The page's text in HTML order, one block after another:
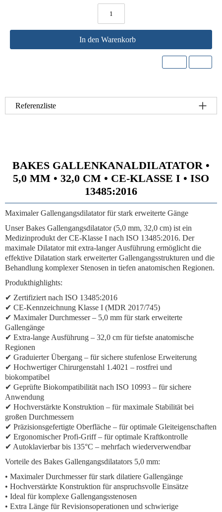
In den Warenkorb
Referenzliste
BAKES GALLENKANALDILATATOR •
5,0 MM • 32,0 CM • CE-KLASSE I • ISO
13485:2016
Maximaler Gallengangsdilatator für stark erweiterte Gänge
Unser Bakes Gallengangsdilatator (5,0 mm, 32,0 cm) ist ein
Medizinprodukt der CE-Klasse I nach ISO 13485:2016. Der
maximale Dilatator mit extra-langer Ausführung ermöglicht die
effektive Dilatation stark erweiterter Gallengangsstrukturen und die
Behandlung komplexer Stenosen in tiefen anatomischen Regionen.
Produkthighlights:
✔ Zertifiziert nach ISO 13485:2016
✔ CE-Kennzeichnung Klasse I (MDR 2017/745)
✔ Maximaler Durchmesser – 5,0 mm für stark erweiterte
Gallengänge
✔ Extra-lange Ausführung – 32,0 cm für tiefste anatomische
Regionen
✔ Graduierter Übergang – für sichere stufenlose Erweiterung
✔ Hochwertiger Chirurgenstahl 1.4021 – rostfrei und
biokompatibel
✔ Geprüfte Biokompatibilität nach ISO 10993 – für sichere
Anwendung
✔ Hochverstärkte Konstruktion – für maximale Stabilität bei
großen Durchmessern
✔ Präzisionsgefertigte Oberfläche – für optimale Gleiteigenschaften
✔ Ergonomischer Profi-Griff – für optimale Kraftkontrolle
✔ Autoklavierbar bis 135°C – mehrfach wiederverwendbar
Vorteile des Bakes Gallengangsdilatators 5,0 mm:
• Maximaler Durchmesser für stark dilatiere Gallengänge
• Hochverstärkte Konstruktion für anspruchsvolle Einsätze
• Ideal für komplexe Gallengangsstenosen
• Extra Länge für Revisionsoperationen und schwierige